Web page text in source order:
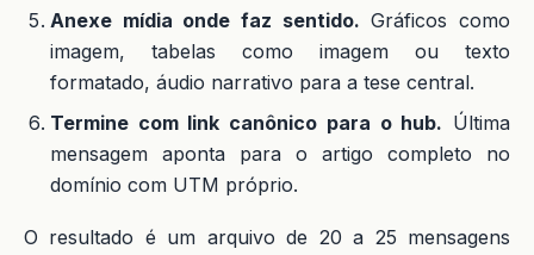
Anexe mídia onde faz sentido. Gráficos como
imagem, tabelas como imagem ou texto
formatado, áudio narrativo para a tese central.
Termine com link canônico para o hub. Última
mensagem aponta para o artigo completo no
domínio com UTM próprio.
O resultado é um arquivo de 20 a 25 mensagens